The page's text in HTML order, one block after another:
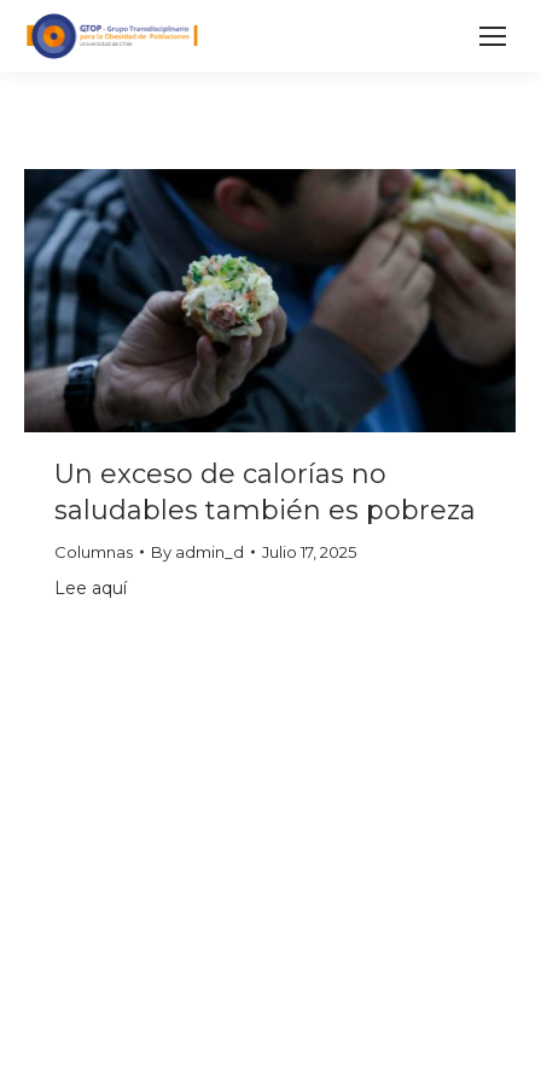
Un exceso de calorías no
saludables también es pobreza
Columnas By admin_d Julio 17, 2025
Lee aquí